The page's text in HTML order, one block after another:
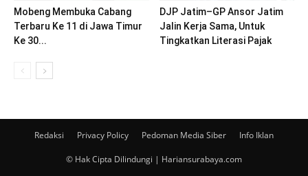
Mobeng Membuka Cabang
Terbaru Ke 11 di Jawa Timur
Ke 30...
DJP Jatim–GP Ansor Jatim
Jalin Kerja Sama, Untuk
Tingkatkan Literasi Pajak
Redaksi Privacy Policy Pedoman Media Siber Info Iklan
© Hak Cipta Dilindungi | Hariansurabaya.com